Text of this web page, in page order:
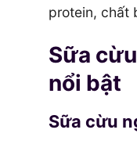
protein, chất
Sữa
nổi bật
Sữa cừu